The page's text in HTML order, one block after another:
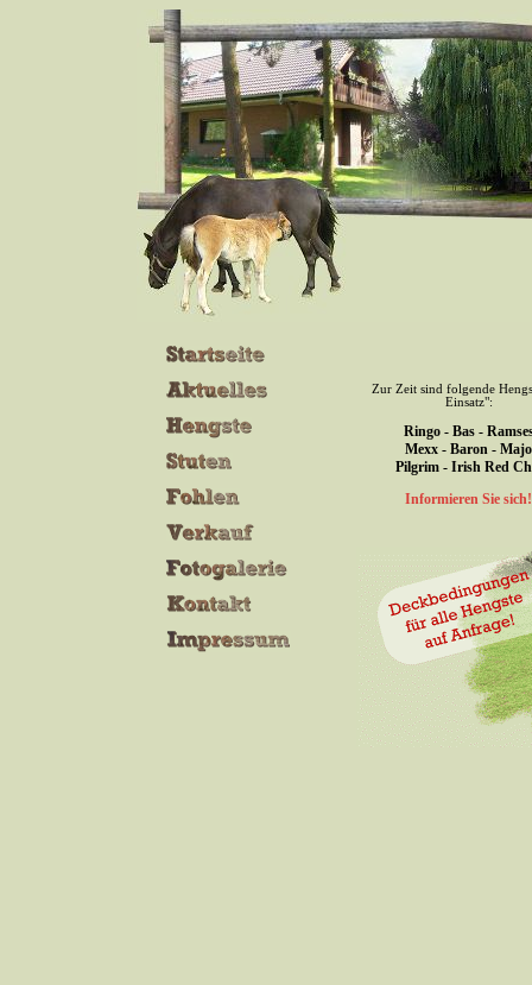
Zur Zeit sind folgende
Einsatz":
Ringo - Bas -
Mexx - Baron - Majo
Pilgrim - Irish Red
Informieren Sie sich!